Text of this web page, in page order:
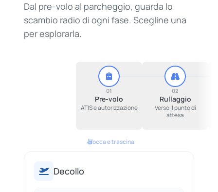
Dal pre-volo al parcheggio, guarda lo
scambio radio di ogni fase. Scegline una
per esplorarla.
01
Pre-volo
ATIS e autorizzazione
02
Rullaggio
Verso il punto di
attesa
Tocca e trascina
Decollo